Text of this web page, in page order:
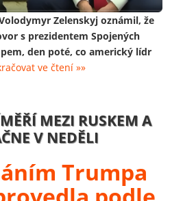
Zelenskyj oznámil, že
s prezidentem Spojených
den poté, co americký lídr
ve čtení »»
MEZI RUSKEM A
V NEDĚLI
Trumpa